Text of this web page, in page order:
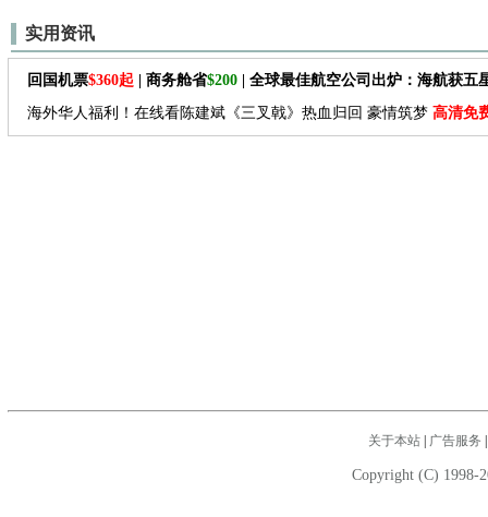
实用资讯
回国机票$360起 | 商务舱省$200 | 全球最佳航空公司出炉：海航获五
海外华人福利！在线看陈建斌《三叉戟》热血归回 豪情筑梦 高清免
关于本站| 广告服务
Copyright (C) 1998-